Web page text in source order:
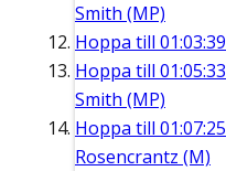
Smith (MP)
Hoppa till 01:03:39
Hoppa till 01:05:33
Smith (MP)
Hoppa till 01:07:25
Rosencrantz (M)